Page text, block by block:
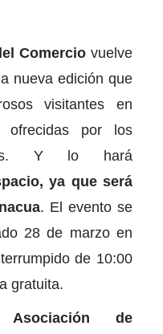
Comercio vuelve
nueva edición que
visitantes en
ofrecidas por los
Y lo hará
ya que será
. El evento se
28 de marzo en
de 10:00
gratuita.
Asociación de